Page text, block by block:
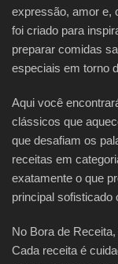
expressão, amor e,
foi criado para
preparar comidas
especiais em torno
Aqui você
clássicos que
que desafiam os
receitas em
exatamente o que
principal sofisticado
No Bora de
Cada receita é